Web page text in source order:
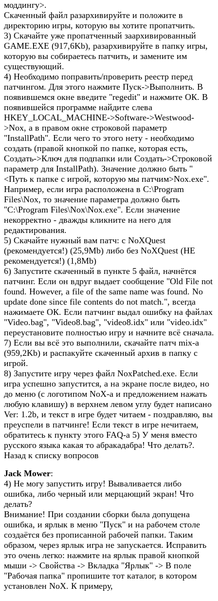
моддингу>.
Скаченный файл разархивируйте и положите в
директорию игры, которую вы хотите пропатчить.
3) Скачайте уже пропатченный заархивированный
GAME.EXE (917,6Kb), разархивируйте в папку игры,
которую вы собираетесь патчить, и замените им
существующий.
4) Необходимо поправить/проверить реестр перед
патчингом. Для этого нажмите Пуск->Выполнить. В
появившемся окне введите "regedit" и нажмите ОК. В
появившейся программе найдите слева
HKEY_LOCAL_MACHINE->Software->Westwood-
>Nox, а в правом окне строковой параметр
"InstallPath". Если чего то этого нету - необходимо
создать (правой кнопкой по папке, которая есть,
Создать->Ключ для подпапки или Создать->Строковой
параметр для InstallPath). Значение должно быть "
<Путь к папке с игрой, которую мы патчим>Nox.exe".
Например, если игра расположена в C:\Program
Files\Nox, то значение параметра должно быть
"C:\Program Files\Nox\Nox.exe". Если значение
некорректно - дважды кликните на него для
редактирования.
5) Скачайте нужный вам патч: с NoXQuest
(рекомендуется!) (25,9Mb) либо без NoXQuest (НЕ
рекомендуется!) (1,8Mb)
6) Запустите скаченный в пункте 5 файл, начнётся
патчинг. Если он вдруг выдает сообщение "Old File not
found. However, a file of the same name was found. No
update done since file contents do not match.", всегда
нажимаете ОК. Если патчинг выдал ошибку на файлах
"Video.bag", "Video8.bag", "video8.idx" или "video.idx"
переустановите полностью игру и начните всё сначала.
7) Если вы всё это выполнили, скачайте патч mix-а
(959,2Kb) и распакуйте скаченный архив в папку с
игрой.
8) Запустите игру через файл NoxPatched.exe. Если
игра успешно запустится, а на экране после видео, но
до меню (с логотипом NoX-а и предложением нажать
любую клавишу) в верхнем левом углу будет написано
Ver: 1.2b, и текст в игре будет читаем - поздравляю, вы
преуспели в патчинге! Если текст в игре нечитаем,
обратитесь к пункту этого FAQ-а 5) У меня вместо
русского языка какая то абракадабра! Что делать?.
Назад к списку вопросов
Jack Mower:
4) Не могу запустить игру! Вываливается либо
ошибка, либо черный или мерцающий экран! Что
делать?
Внимание! При создании сборки была допущена
ошибка, и ярлык в меню "Пуск" и на рабочем столе
создаётся без прописанной рабочей папки. Таким
образом, через ярлык игра не запускается. Исправить
это очень легко: нажмите на ярлык правой кнопкой
мыши -> Свойства -> Вкладка "Ярлык" -> В поле
"Рабочая папка" пропишите тот каталог, в котором
установлен NoX. К примеру,